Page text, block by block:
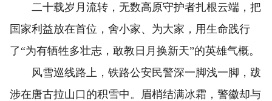
二十载岁月流转，无数高原守护者扎根云端，把
国家利益放在首位，舍小家、为大家，用生命践行
了“为有牺牲多壮志，敢教日月换新天”的英雄气概。
风雪巡线路上，铁路公安民警深一脚浅一脚，跋
涉在唐古拉山口的积雪中。眉梢结满冰霜，警徽却与